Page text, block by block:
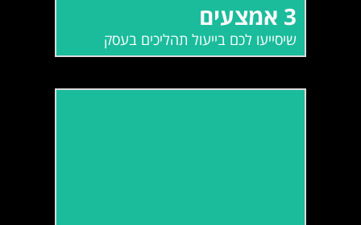
3 אמצעים
שיסייעו לכם בייעול תהליכים בעסק
קרא עוד